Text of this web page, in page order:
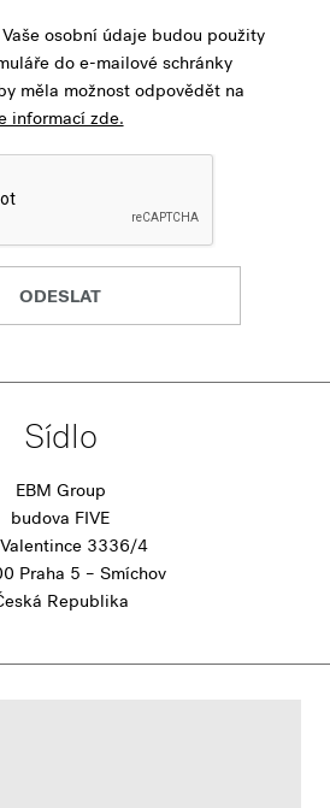
osobní údaje budou použity
do e-mailové schránky
měla možnost odpovědět na
informací zde.
ODESLAT
Sídlo
EBM Group
budova FIVE
3336/4
Praha 5 – Smíchov
Republika